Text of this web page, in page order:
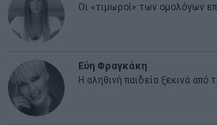
Οι «τιμωροί» των ομολόγων
Εύη Φραγκάκη
Η αληθινή παιδεία ξεκινά από